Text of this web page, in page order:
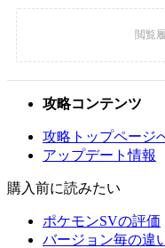
攻略コンテンツ
攻略トップページ
アップデート情報
購入前に読みたい
ポケモンSVの評価
バージョン毎の違